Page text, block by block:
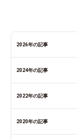
2026年の記事
2024年の記事
2022年の記事
2020年の記事